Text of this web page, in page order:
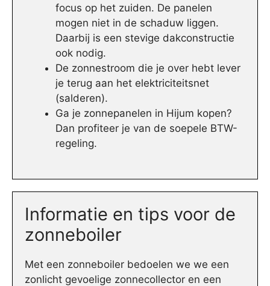
focus op het zuiden. De panelen
mogen niet in de schaduw liggen.
Daarbij is een stevige dakconstructie
ook nodig.
De zonnestroom die je over hebt lever
je terug aan het elektriciteitsnet
(salderen).
Ga je zonnepanelen in Hijum kopen?
Dan profiteer je van de soepele BTW-
regeling.
Informatie en tips voor de
zonneboiler
Met een zonneboiler bedoelen we we een
zonlicht gevoelige zonnecollector en een